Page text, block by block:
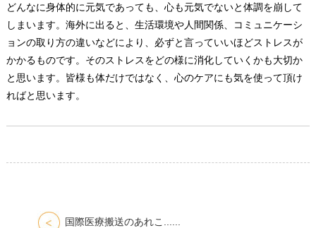
どんなに身体的に元気であっても、心も元気でないと体調を崩して
しまいます。海外に出ると、生活環境や人間関係、コミュニケーシ
ョンの取り方の違いなどにより、必ずと言っていいほどストレスが
かかるものです。そのストレスをどの様に消化していくかも大切か
と思います。皆様も体だけではなく、心のケアにも気を使って頂け
ればと思います。
国際医療搬送のあれこ......